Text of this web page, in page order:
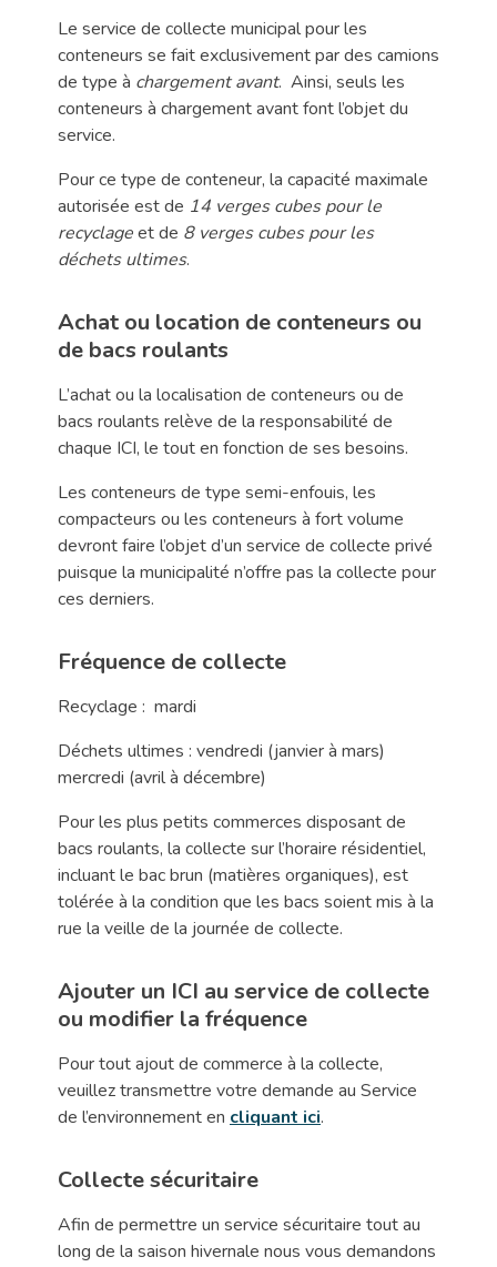
Le service de collecte municipal pour les
conteneurs se fait exclusivement par des camions
de type à chargement avant. Ainsi, seuls les
conteneurs à chargement avant font l’objet du
service.
Pour ce type de conteneur, la capacité maximale
autorisée est de 14 verges cubes pour le
recyclageet de 8 verges cubes pour les
déchets ultimes.
Achat ou location de conteneurs ou
de bacs roulants
L’achat ou la localisation de conteneurs ou de
bacs roulants relève de la responsabilité de
chaque ICI, le tout en fonction de ses besoins.
Les conteneurs de type semi-enfouis, les
compacteurs ou les conteneurs à fort volume
devront faire l’objet d’un service de collecte privé
puisque la municipalité n’offre pas la collecte pour
ces derniers.
Fréquence de collecte
Recyclage : mardi
Déchets ultimes : vendredi (janvier à mars)
mercredi (avril à décembre)
Pour les plus petits commerces disposant de
bacs roulants, la collecte sur l’horaire résidentiel,
incluant le bac brun (matières organiques), est
tolérée à la condition que les bacs soient mis à la
rue la veille de la journée de collecte.
Ajouter un ICI au service de collecte
ou modifier la fréquence
Pour tout ajout de commerce à la collecte,
veuillez transmettre votre demande au Service
de l’environnement en cliquant ici.
Collecte sécuritaire
Afin de permettre un service sécuritaire tout au
long de la saison hivernale nous vous demandons